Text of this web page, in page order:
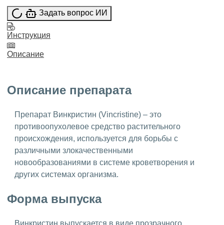
Задать вопрос ИИ
Инструкция
Описание
Описание препарата
Препарат Винкристин (Vincristine) – это
противоопухолевое средство растительного
происхождения, используется для борьбы с
различными злокачественными
новообразованиями в системе кроветворения и
других системах организма.
Форма выпуска
Винкристин выпускается в виде прозрачного